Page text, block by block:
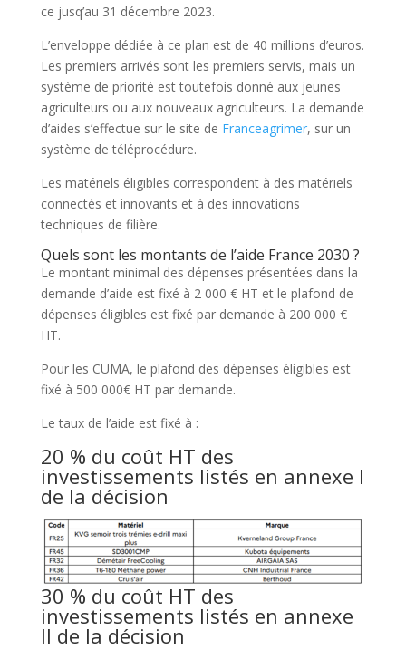
ce jusq’au 31 décembre 2023.
L’enveloppe dédiée à ce plan est de 40 millions d’euros.
Les premiers arrivés sont les premiers servis, mais un
système de priorité est toutefois donné aux jeunes
agriculteurs ou aux nouveaux agriculteurs. La demande
d’aides s’effectue sur le site de Franceagrimer, sur un
système de téléprocédure.
Les matériels éligibles correspondent à des matériels
connectés et innovants et à des innovations
techniques de filière.
Quels sont les montants de l’aide France 2030 ?
Le montant minimal des dépenses présentées dans la
demande d’aide est fixé à 2 000 € HT et le plafond de
dépenses éligibles est fixé par demande à 200 000 €
HT.
Pour les CUMA, le plafond des dépenses éligibles est
fixé à 500 000€ HT par demande.
Le taux de l’aide est fixé à :
20 % du coût HT des
investissements listés en annexe I
de la décision
30 % du coût HT des
investissements listés en annexe
II de la décision